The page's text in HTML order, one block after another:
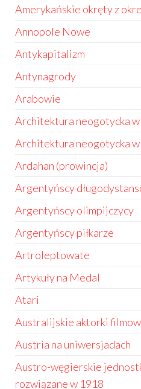
Amerykańskie okręty z
Annopole Nowe
Antykapitalizm
Antynagrody
Arabowie
Architektura neogotycka w
Architektura neogotycka
Ardahan (prowincja)
Argentyńscy
Argentyńscy olimpijczycy
Argentyńscy piłkarze
Artroleptowate
Artykuły na Medal
Atari
Australijskie aktorki
Austria na uniwersjadach
Austro-węgierskie
rozwiązane w 1918